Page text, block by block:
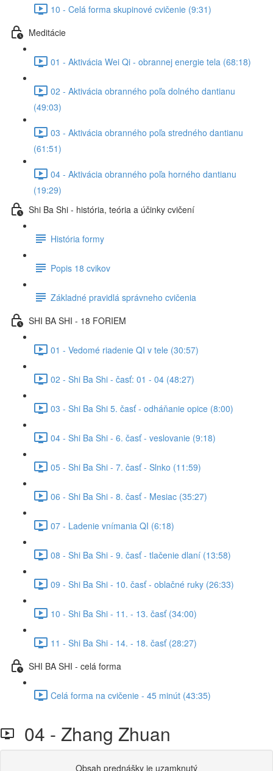
10 - Celá forma skupinové cvičenie (9:31)
Meditácie
01 - Aktivácia Wei Qi - obrannej energie tela (68:18)
02 - Aktivácia obranného poľa dolného dantianu
(49:03)
03 - Aktivácia obranného poľa stredného dantianu
(61:51)
04 - Aktivácia obranného poľa horného dantianu
(19:29)
Shi Ba Shi - história, teória a účinky cvičení
História formy
Popis 18 cvikov
Základné pravidlá správneho cvičenia
SHI BA SHI - 18 FORIEM
01 - Vedomé riadenie QI v tele (30:57)
02 - Shi Ba Shi - časť: 01 - 04 (48:27)
03 - Shi Ba Shi 5. časť - odháňanie opice (8:00)
04 - Shi Ba Shi - 6. časť - veslovanie (9:18)
05 - Shi Ba Shi - 7. časť - Slnko (11:59)
06 - Shi Ba Shi - 8. časť - Mesiac (35:27)
07 - Ladenie vnímania QI (6:18)
08 - Shi Ba Shi - 9. časť - tlačenie dlaní (13:58)
09 - Shi Ba Shi - 10. časť - oblačné ruky (26:33)
10 - Shi Ba Shi - 11. - 13. časť (34:00)
11 - Shi Ba Shi - 14. - 18. časť (28:27)
SHI BA SHI - celá forma
Celá forma na cvičenie - 45 minút (43:35)
04 - Zhang Zhuan
Obsah prednášky je uzamknutý